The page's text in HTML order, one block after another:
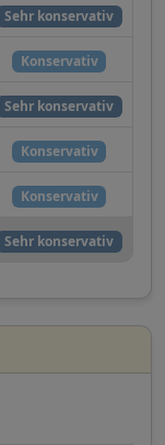
Sehr konservativ
Konservativ
Sehr konservativ
Konservativ
Konservativ
Sehr konservativ